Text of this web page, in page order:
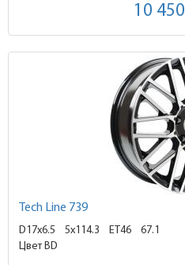
10 450
Tech Line 739
D17x6.5 5x114.3 ET46
67.1
Цвет BD